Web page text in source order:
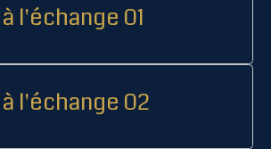
l'échange 01
l'échange 02